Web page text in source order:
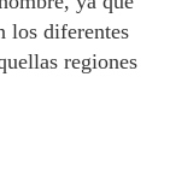
los diferentes
regiones